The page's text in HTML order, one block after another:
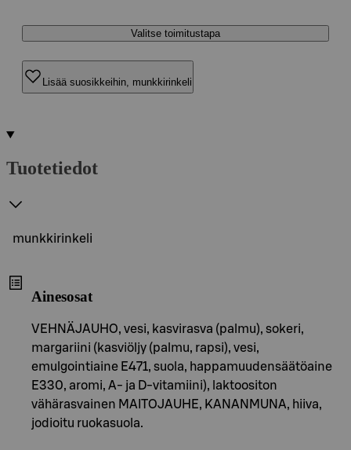
Valitse toimitustapa
Lisää suosikkeihin, munkkirinkeli
Tuotetiedot
munkkirinkeli
Ainesosat
VEHNÄJAUHO, vesi, kasvirasva (palmu), sokeri,
margariini (kasviöljy (palmu, rapsi), vesi,
emulgointiaine E471, suola, happamuudensäätöaine
E330, aromi, A- ja D-vitamiini), laktoositon
vähärasvainen MAITOJAUHE, KANANMUNA, hiiva,
jodioitu ruokasuola.